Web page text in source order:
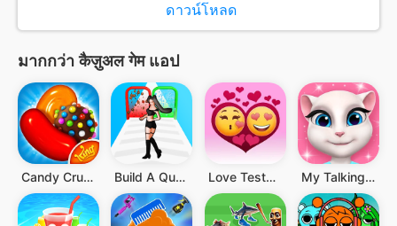
ดาวน์โหลด
มากกว่า कैज़ुअल गेम แอป
Candy Crush Saga Build A Queen Love Tester - Find Real Love My Talking Angela